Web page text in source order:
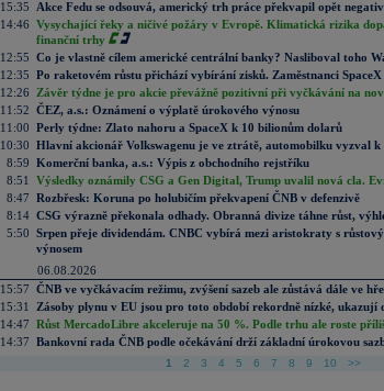
15:35
Akce Fedu se odsouvá, americký trh práce překvapil opět
14:46 Vysychající řeky a ničivé požáry v Evropě. Klimatická rizika
finanční trhy
12:55 Co je vlastně cílem americké centrální banky? Nasliboval toho
12:35 Po raketovém růstu přichází vybírání zisků. Zaměstnanci
12:26
Závěr týdne je pro akcie převážně pozitivní při vyčkávání na
11:52 ČEZ, a.s.: Oznámení o výplatě úrokového výnosu
11:00 Perly týdne: Zlato nahoru a SpaceX k 10 bilionům dolarů
10:30 Hlavní akcionář Volkswagenu je ve ztrátě, automobilku vyzval
8:59 Komerční banka, a.s.: Výpis z obchodního rejstříku
8:51
Výsledky oznámily CSG a Gen Digital, Trump uvalil nová cla.
8:47 Rozbřesk: Koruna po holubičím překvapení ČNB v defenzivě
8:14 CSG výrazně překonala odhady. Obranná divize táhne růst,
5:50 Srpen přeje dividendám. CNBC vybírá mezi aristokraty s
výnosem
06.08.2026
15:57 ČNB ve vyčkávacím režimu, zvýšení sazeb ale zůstává dále ve hře
15:31
Zásoby plynu v EU jsou pro toto období rekordně nízké, ukazují
14:47 Růst MercadoLibre akceleruje na 50 %. Podle trhu ale roste
14:37 Bankovní rada ČNB podle očekávání drží základní úrokovou
1 2 3 4 5 6 7 8 9 10 >>